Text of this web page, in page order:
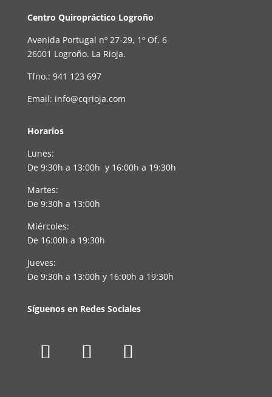
Centro Quiropráctico Logroño
Avenida Portugal nº 27-29, 1º Of. 6
26001 Logroño. La Rioja.
Tfno.: 941 123 697
Email: info@cqrioja.com
Horarios
Lunes:
De 9:30h a 13:00h y 16:00h a 19:30h
Martes:
De 9:30h a 13:00h
Miércoles:
De 16:00h a 19:30h
Jueves:
De 9:30h a 13:00h y 16:00h a 19:30h
Síguenos en Redes Sociales